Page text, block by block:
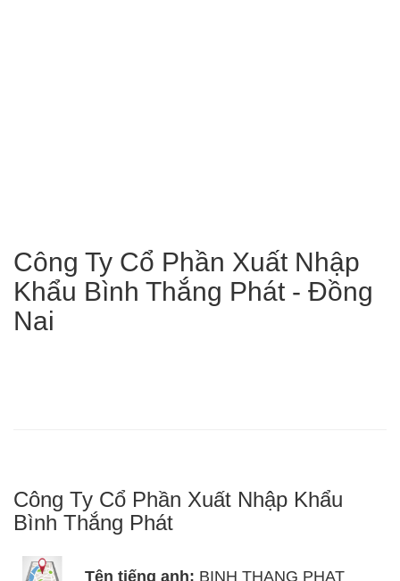
Công Ty Cổ Phần Xuất Nhập
Khẩu Bình Thắng Phát - Đồng
Nai
Công Ty Cổ Phần Xuất Nhập Khẩu
Bình Thắng Phát
Tên tiếng anh: BINH THANG PHAT